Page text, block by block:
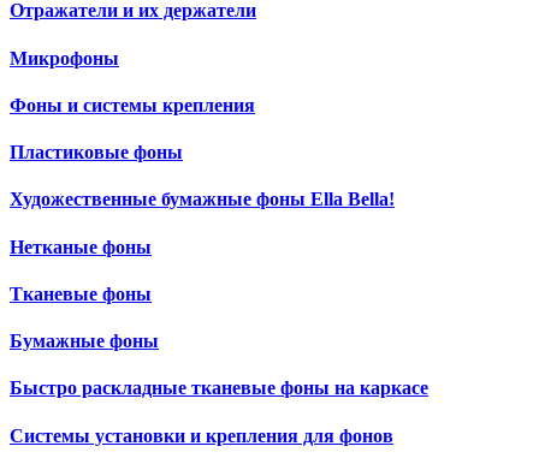
Отражатели и их держатели
Микрофоны
Фоны и системы крепления
Пластиковые фоны
Художественные бумажные фоны Ella Bella!
Нетканые фоны
Тканевые фоны
Бумажные фоны
Быстро раскладные тканевые фоны на каркасе
Системы установки и крепления для фонов